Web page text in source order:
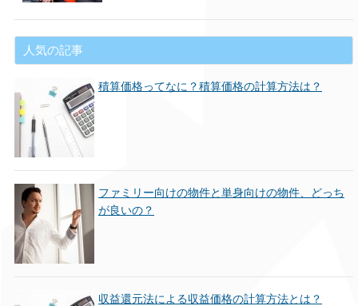
人気の記事
積算価格ってなに？積算価格の計算方法は？
ファミリー向けの物件と単身向けの物件、どっち
が良いの？
収益還元法による収益価格の計算方法とは？